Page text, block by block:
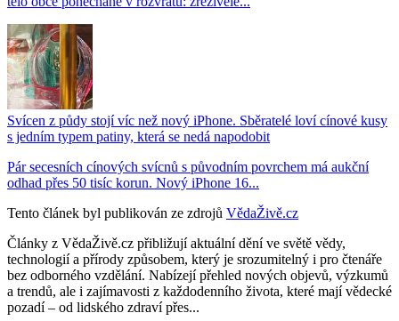
Svícen z půdy stojí víc než nový iPhone. Sběratelé loví cínové kusy
s jedním typem patiny, která se nedá napodobit
Pár secesních cínových svícnů s původním povrchem má aukční
odhad přes 50 tisíc korun. Nový iPhone 16...
Tento článek byl publikován ze zdrojů VědaŽivě.cz
Články z VědaŽivě.cz přibližují aktuální dění ve světě vědy,
technologií a přírody způsobem, který je srozumitelný i pro čtenáře
bez odborného vzdělání. Nabízejí přehled nových objevů, výzkumů
a trendů, ale i zajímavosti z každodenního života, které mají vědecké
pozadí – od lidského zdraví přes...